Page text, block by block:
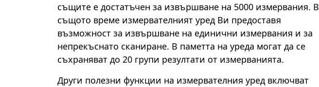
същите е достатъчен за извършване на 5000 измервания. В
същото време измервателният уред Ви предоставя
възможност за извършване на единични измервания и за
непрекъснато сканиране. В паметта на уреда могат да се
съхраняват до 20 групи резултати от измерванията.
Други полезни функции на измервателния уред включват